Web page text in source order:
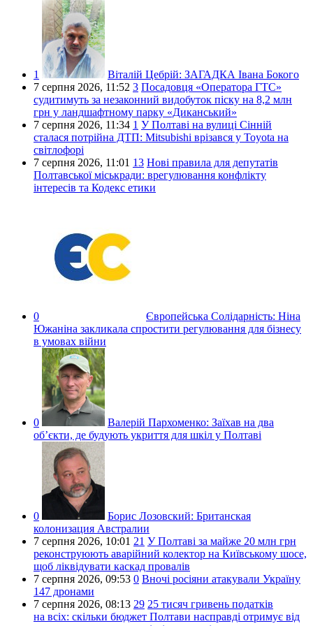
1 Віталій Цебрій: ЗАГАДКА Івана Бокого
7 серпня 2026, 11:52 3 Посадовця «Оператора ГТС»
судитимуть за незаконний видобуток піску на 8,2 млн
грн у ландшафтному парку «Диканський»
7 серпня 2026, 11:34 1 У Полтаві на вулиці Сінній
сталася потрійна ДТП: Mitsubishi врізався у Toyota на
світлофорі
7 серпня 2026, 11:01 13 Нові правила для депутатів
Полтавської міськради: врегулювання конфлікту
інтересів та Кодекс етики
0 Європейська Солідарність: Ніна
Южаніна закликала спростити регулювання для бізнесу
в умовах війни
0 Валерій Пархоменко: Заїхав на два
об’єкти, де будують укриття для шкіл у Полтаві
0 Борис Лозовский: Британская
колонизация Австралии
7 серпня 2026, 10:01 21 У Полтаві за майже 20 млн грн
реконструюють аварійний колектор на Київському шосе,
щоб ліквідувати каскад провалів
7 серпня 2026, 09:53 0 Вночі росіяни атакували Україну
147 дронами
7 серпня 2026, 08:13 29 25 тисяч гривень податків
на всіх: скільки бюджет Полтави насправді отримує від